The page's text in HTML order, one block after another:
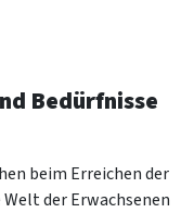
Bedürfnisse
beim Erreichen der
der Erwachsenen